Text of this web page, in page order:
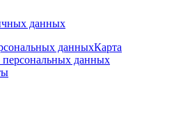
данных
данныхКарта
данных